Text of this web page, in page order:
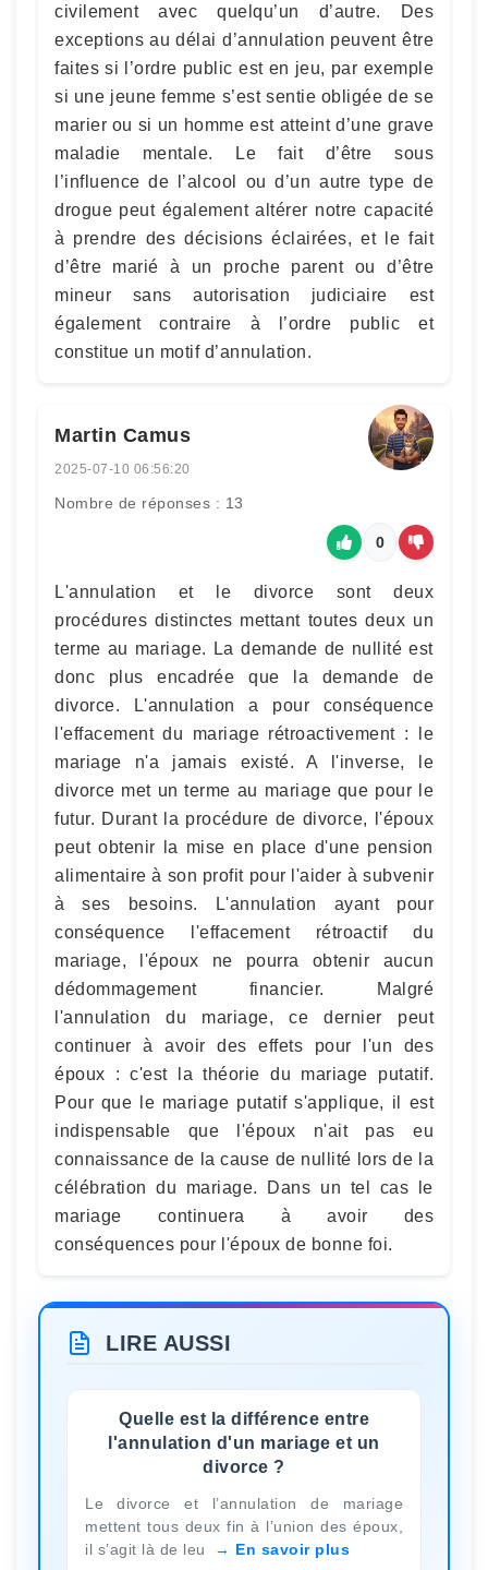
civilement avec quelqu’un d’autre. Des
exceptions au délai d’annulation peuvent être
faites si l’ordre public est en jeu, par exemple
si une jeune femme s’est sentie obligée de se
marier ou si un homme est atteint d’une grave
maladie mentale. Le fait d’être sous
l’influence de l’alcool ou d’un autre type de
drogue peut également altérer notre capacité
à prendre des décisions éclairées, et le fait
d’être marié à un proche parent ou d’être
mineur sans autorisation judiciaire est
également contraire à l’ordre public et
constitue un motif d’annulation.
Martin Camus
2025-07-10 06:56:20
Nombre de réponses : 13
0
L'annulation et le divorce sont deux
procédures distinctes mettant toutes deux un
terme au mariage. La demande de nullité est
donc plus encadrée que la demande de
divorce. L'annulation a pour conséquence
l'effacement du mariage rétroactivement : le
mariage n'a jamais existé. A l'inverse, le
divorce met un terme au mariage que pour le
futur. Durant la procédure de divorce, l'époux
peut obtenir la mise en place d'une pension
alimentaire à son profit pour l'aider à subvenir
à ses besoins. L'annulation ayant pour
conséquence l'effacement rétroactif du
mariage, l'époux ne pourra obtenir aucun
dédommagement financier. Malgré
l'annulation du mariage, ce dernier peut
continuer à avoir des effets pour l'un des
époux : c'est la théorie du mariage putatif.
Pour que le mariage putatif s'applique, il est
indispensable que l'époux n'ait pas eu
connaissance de la cause de nullité lors de la
célébration du mariage. Dans un tel cas le
mariage continuera à avoir des
conséquences pour l'époux de bonne foi.
LIRE AUSSI
Quelle est la différence entre
l'annulation d'un mariage et un
divorce ?
Le divorce et l’annulation de mariage
mettent tous deux fin à l’union des époux,
il s’agit là de leu
En savoir plus